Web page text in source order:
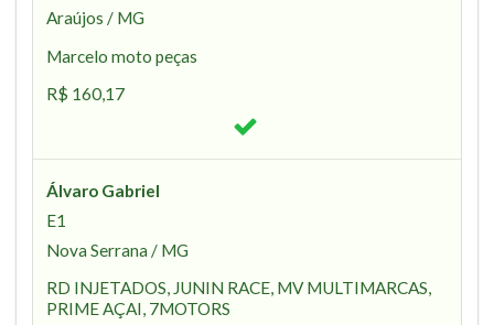
Araújos / MG
Marcelo moto peças
R$ 160,17
Álvaro Gabriel
E1
Nova Serrana / MG
RD INJETADOS, JUNIN RACE, MV MULTIMARCAS,
PRIME AÇAI, 7MOTORS